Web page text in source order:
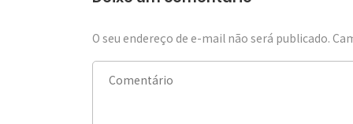
O seu endereço de e-mail não será publicado.